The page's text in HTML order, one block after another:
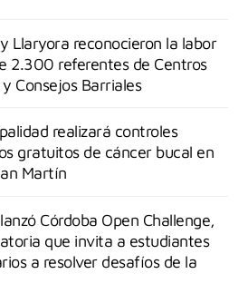
Llaryora reconocieron la labor
2.300 referentes de Centros
Consejos Barriales
realizará controles
gratuitos de cáncer bucal en
Martín
Córdoba Open Challenge,
que invita a estudiantes
a resolver desafíos de la